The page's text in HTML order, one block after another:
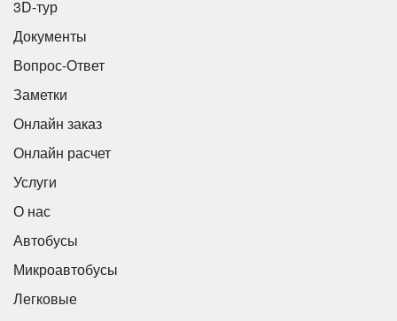
3D-тур
Документы
Вопрос-Ответ
Заметки
Онлайн заказ
Онлайн расчет
Услуги
О нас
Автобусы
Микроавтобусы
Легковые